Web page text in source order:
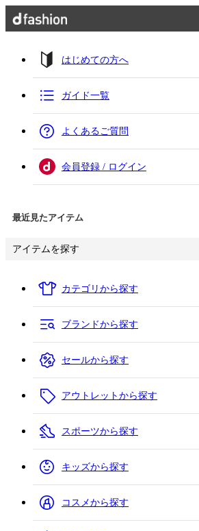
はじめての方へ
ガイド一覧
よくあるご質問
会員登録 / ログイン
最近見たアイテム
アイテムを探す
カテゴリから探す
ブランドから探す
セールから探す
アウトレットから探す
スポーツから探す
キッズから探す
コスメから探す